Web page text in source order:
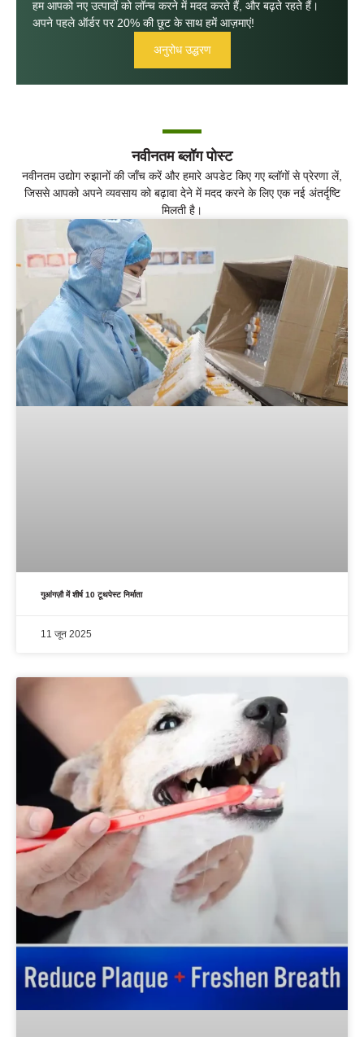
हम आपको नए उत्पादों को लॉन्च करने में मदद करते हैं, और बढ़ते रहते हैं।
अपने पहले ऑर्डर पर 20% की छूट के साथ हमें आज़माएं!
अनुरोध उद्धरण
नवीनतम ब्लॉग पोस्ट
नवीनतम उद्योग रुझानों की जाँच करें और हमारे अपडेट किए गए ब्लॉगों से प्रेरणा लें,
जिससे आपको अपने व्यवसाय को बढ़ावा देने में मदद करने के लिए एक नई अंतर्दृष्टि
मिलती है।
गुआंगज़ौ में शीर्ष 10 टूथपेस्ट निर्माता
11 जून 2025